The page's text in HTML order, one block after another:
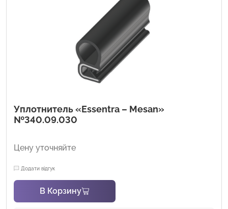
Уплотнитель «Essentra – Mesan»
№340.09.030
Цену уточняйте
Додати відгук
В Корзину